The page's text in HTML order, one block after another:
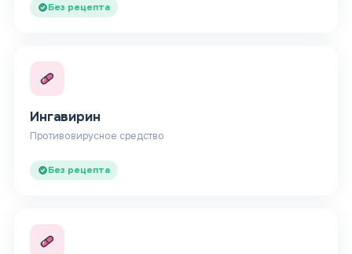
Без рецепта
Ингавирин
Противовирусное средство
Без рецепта